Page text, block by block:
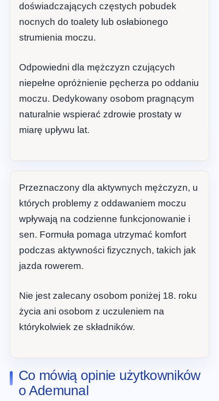
doświadczających częstych pobudek
nocnych do toalety lub osłabionego
strumienia moczu.
Odpowiedni dla mężczyzn czujących
niepełne opróżnienie pęcherza po oddaniu
moczu. Dedykowany osobom pragnącym
naturalnie wspierać zdrowie prostaty w
miarę upływu lat.
Przeznaczony dla aktywnych mężczyzn, u
których problemy z oddawaniem moczu
wpływają na codzienne funkcjonowanie i
sen. Formuła pomaga utrzymać komfort
podczas aktywności fizycznych, takich jak
jazda rowerem.
Nie jest zalecany osobom poniżej 18. roku
życia ani osobom z uczuleniem na
którykolwiek ze składników.
Co mówią opinie użytkowników
o Ademunal